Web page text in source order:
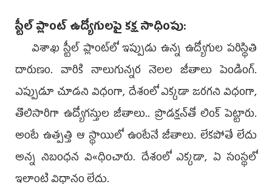
స్టీల్‌ ప్లాంట్‌ ఉద్యోగులపై కక్ష సాధింపు:
విశాఖ స్టీల్‌ ప్లాంట్‌లో ఇప్పుడు ఉన్న ఉద్యోగుల పరిస్థితి
దారుణం. వారికి నాలుగున్నర నెలల జీతాలు పెండింగ్‌.
ఎప్పుడూ చూడని విధంగా, దేశంలో ఎక్కడా జరగని విధంగా,
తొలిసారిగా ఉద్యోగస్తుల జీతాలు.. ప్రొడక్షన్‌తో లింక్‌ పెట్టారు.
అంటే ఉత్పత్తి ఆ స్థాయిలో ఉంటేనే జీతాలు. లేకపోతే లేదు
అన్న నిబంధన వి«ధించారు. దేశంలో ఎక్కడా, ఏ సంస్థలో